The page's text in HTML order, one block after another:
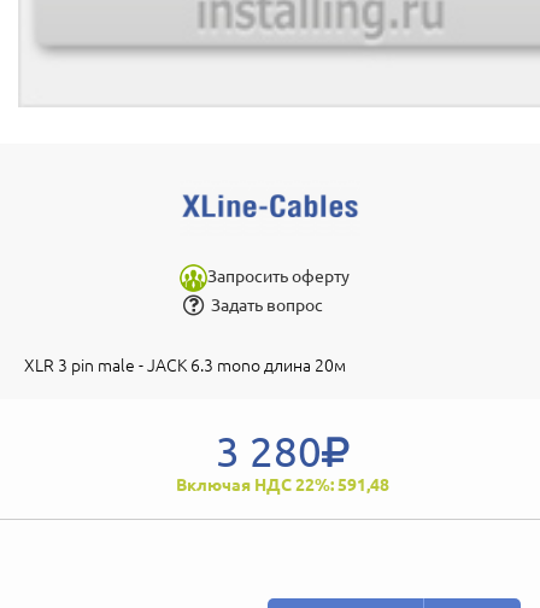
Запросить оферту
Задать вопрос
XLR 3 pin male - JACK 6.3 mono длина 20м
3 280
Включая НДС 22%: 591,48